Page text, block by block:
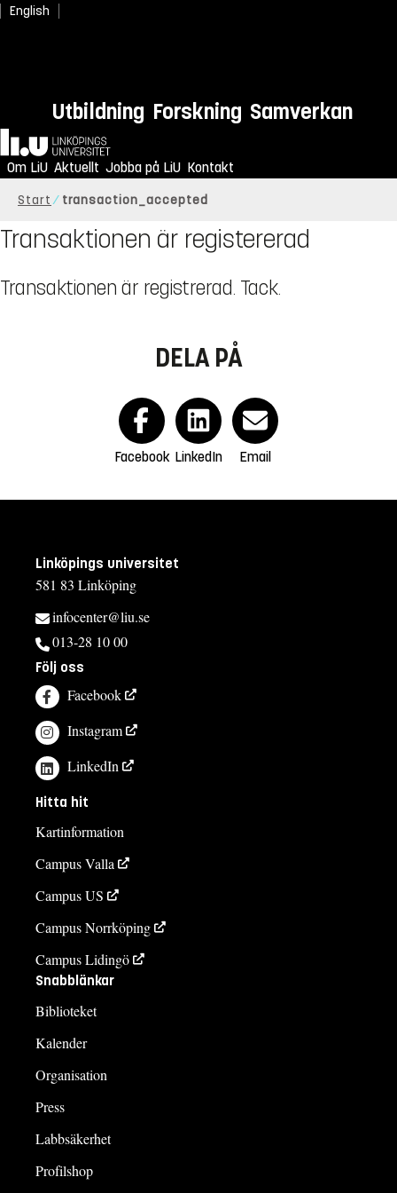
English
Utbildning Forskning Samverkan
Hem
Om LiU Aktuellt Jobba på LiU Kontakt
Start transaction_accepted
Transaktionen är registererad
Transaktionen är registrerad. Tack.
DELA PÅ
Facebook LinkedIn Email
Linköpings universitet
581 83 Linköping
infocenter@liu.se
013-28 10 00
Följ oss
Facebook
Instagram
LinkedIn
Hitta hit
Kartinformation
Campus Valla
Campus US
Campus Norrköping
Campus Lidingö
Snabblänkar
Biblioteket
Kalender
Organisation
Press
Labbsäkerhet
Profilshop